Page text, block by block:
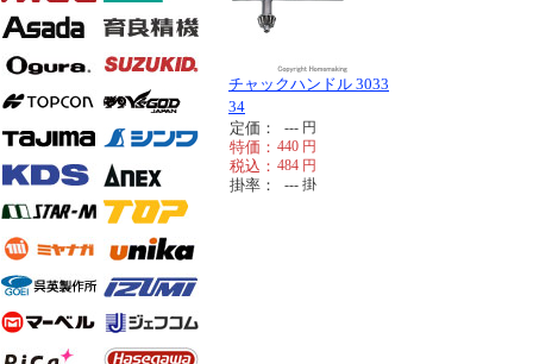
チャックハンドル 3033
34
定価：
--- 円
特価： 440 円
税込： 484 円
掛率： --- 掛